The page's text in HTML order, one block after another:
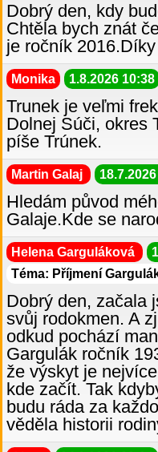
Dobrý den, kdy
Chtěla bych znát
je ročník
Monika 1.8.2026 10:38
Trunek je veľmi
Dolnej Súči, okres
píše Trúnek.
Martin Galaj
Hledám původ
Galaje.Kde se
Helena Garguláková
Téma: Příjmení
Dobrý den, začala
svůj rodokmen. A
odkud pochází
Gargulák ročník
že výskyt je
kde začít. Tak
budu ráda za
věděla historii